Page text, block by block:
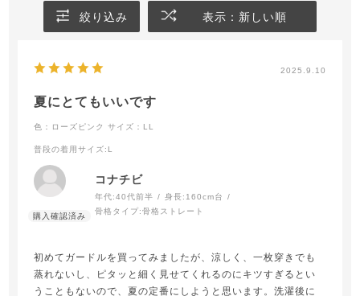
絞り込み 表示：新しい順
2025.9.10
夏にとてもいいです
色：ローズピンク サイズ：LL
普段の着用サイズ:L
コナチビ
年代:40代前半 身長: 160cm台
骨格タイプ:骨格ストレート
初めてガードルを買ってみましたが、涼しく、一枚穿きでも
蒸れないし、ピタッと細く見せてくれるのにキツすぎるとい
うこともないので、夏の定番にしようと思います。洗濯後に